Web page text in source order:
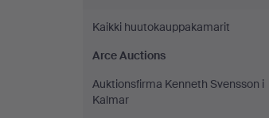
yrityksessä
Kaikki huutokauppakamarit
Arce Auctions
Auktionsfirma Kenneth Svensson i
Kalmar